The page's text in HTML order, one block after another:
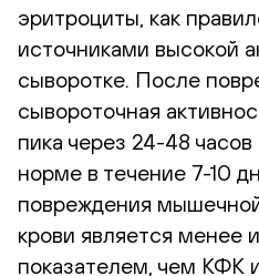
эритроциты, как
источниками высокой
сыворотке. После
сывороточная
пика через 24-48
норме в течение 7-10
повреждения
крови является менее
показателем, чем КФК